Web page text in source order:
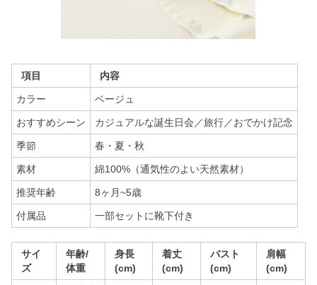
項目 内容
カラー ベージュ
おすすめシーン カジュアルな誕生日会／旅行／おでかけ記念
季節 春・夏・秋
素材 綿100%（通気性のよい天然素材）
推奨年齢 8ヶ月~5歳
付属品 一部セットに靴下付き
サイ
ズ
年齢/
体重
身長
(cm)
着丈
(cm)
バスト
(cm)
肩幅
(cm)